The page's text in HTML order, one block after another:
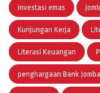
investasi emas
Kunjungan Kerja
Literasi Keuangan
penghargaan Bank